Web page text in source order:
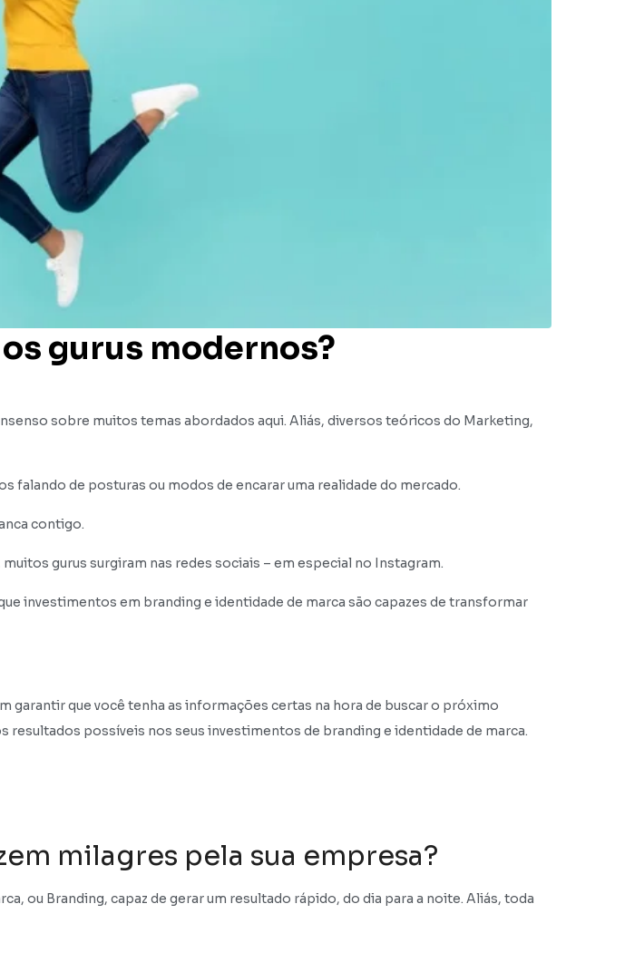
gurus modernos?
sobre muitos temas abordados aqui. Aliás, diversos teóricos do Marketing,
falando de posturas ou modos de encarar uma realidade do mercado.
contigo.
gurus surgiram nas redes sociais – em especial no Instagram.
investimentos em branding e identidade de marca são capazes de transformar
garantir que você tenha as informações certas na hora de buscar o próximo
possíveis nos seus investimentos de branding e identidade de marca.
milagres pela sua empresa?
ou Branding, capaz de gerar um resultado rápido, do dia para a noite. Aliás, toda